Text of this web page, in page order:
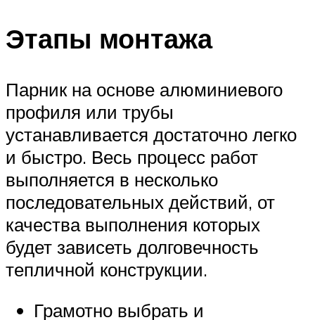
Этапы монтажа
Парник на основе алюминиевого
профиля или трубы
устанавливается достаточно легко
и быстро. Весь процесс работ
выполняется в несколько
последовательных действий, от
качества выполнения которых
будет зависеть долговечность
тепличной конструкции.
Грамотно выбрать и